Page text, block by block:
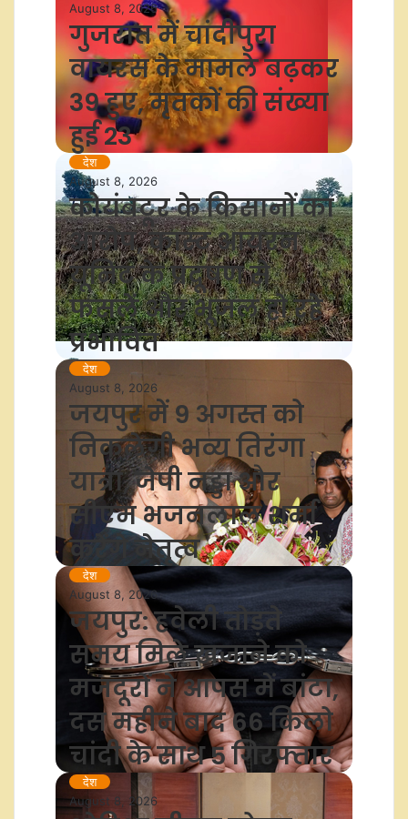
August 8, 2026
गुजरात में चांदीपुरा
वायरस के मामले बढ़कर
39 हुए, मृतकों की संख्या
हुई 23
देश
August 8, 2026
कोयंबटूर के किसानों का
आरोप, कास्ट आयरन
यूनिट के प्रदूषण से
फसलें और भूजल हो रहे
प्रभावित
देश
August 8, 2026
जयपुर में 9 अगस्त को
निकलेगी भव्य तिरंगा
यात्रा, जेपी नड्डा और
सीएम भजनलाल शर्मा
करेंगे नेतृत्व
देश
August 8, 2026
जयपुर: हवेली तोड़ते
समय मिले खजाने को
मजदूरों ने आपस में बांटा,
दस महीने बाद 66 किलो
चांदी के साथ 5 गिरफ्तार
देश
August 8, 2026